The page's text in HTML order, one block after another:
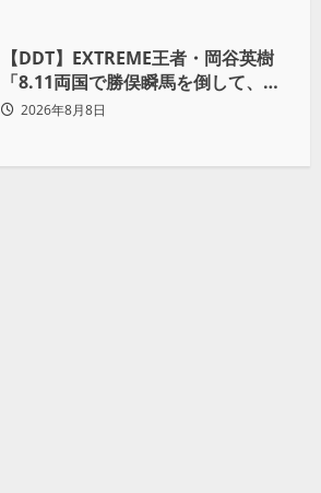
【DDT】EXTREME王者・岡谷英樹
「8.11両国で勝俣瞬馬を倒して、初
めて“本当の王者”になれる」
2026年8月8日